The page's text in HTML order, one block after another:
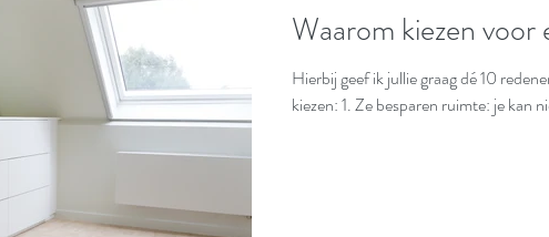
Waarom kiezen voor
Hierbij geef ik jullie graag dé 10
kiezen: 1. Ze besparen ruimte: je kan